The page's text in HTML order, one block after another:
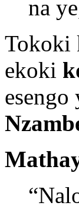
na
Tokoki
ekoki